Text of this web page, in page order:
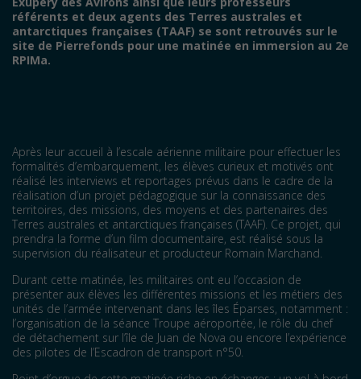
référents et deux agents des Terres australes et
antarctiques françaises (TAAF) se sont retrouvés sur le
site de Pierrefonds pour une matinée en immersion au 2e
RPIMa.
Après leur accueil à l’escale aérienne militaire pour effectuer les
formalités d’embarquement, les élèves curieux et motivés ont
réalisé les interviews et reportages prévus dans le cadre de la
réalisation d’un projet pédagogique sur la connaissance des
territoires, des missions, des moyens et des partenaires des
Terres australes et antarctiques françaises (TAAF). Ce projet, qui
prendra la forme d’un film documentaire, est réalisé sous la
supervision du réalisateur et producteur Romain Marchand.
Durant cette matinée, les militaires ont eu l’occasion de
présenter aux élèves les différentes missions et les métiers des
unités de l’armée intervenant dans les îles Éparses, notamment :
l’organisation de la séance Troupe aéroportée, le rôle du chef
de détachement sur l’île de Juan de Nova ou encore l’expérience
des pilotes de l’Escadron de transport n°50.